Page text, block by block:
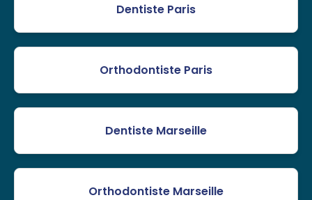
Dentiste Paris
Orthodontiste Paris
Dentiste Marseille
Orthodontiste Marseille